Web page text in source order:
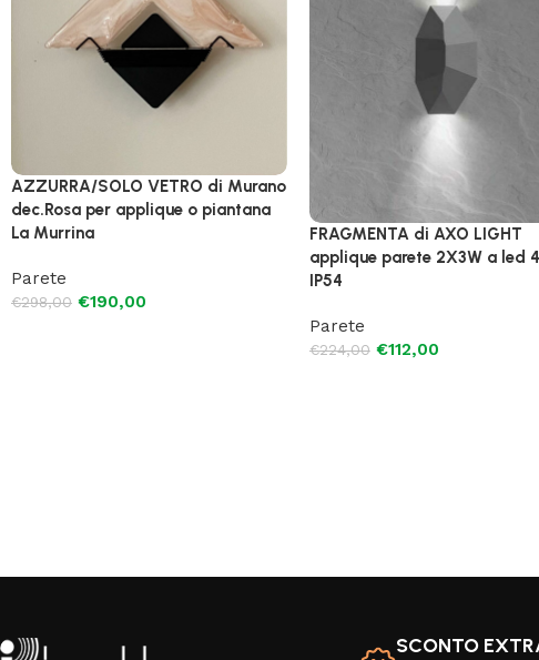
AZZURRA/SOLO VETRO di Murano
dec.Rosa per applique o piantana
La Murrina
Parete
€298,00 €190,00
FRAGMENTA di AXO LIGHT
applique parete 2X3W a led
IP54
Parete
€224,00 €112,00
SCONTO